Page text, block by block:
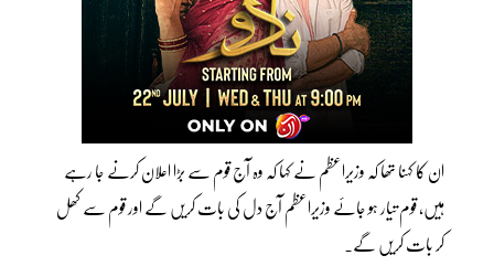
ان کا کہنا تھا کہ وزیراعظم نے کہا کہ وہ آج قوم سے بڑا اعلان کرنے جا رہے
ہیں، قوم تیار ہو جائے وزیراعظم آج دل کی بات کریں گے اور قوم سے کھل
کر بات کریں گے۔